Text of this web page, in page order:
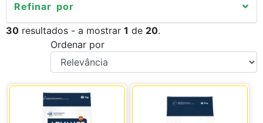
Refinar por
30 resultados - a mostrar 1 de 20.
Ordenar por